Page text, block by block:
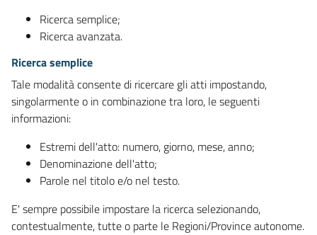
Ricerca semplice;
Ricerca avanzata.
Ricerca semplice
Tale modalità consente di ricercare gli atti impostando,
singolarmente o in combinazione tra loro, le seguenti
informazioni:
Estremi dell'atto: numero, giorno, mese, anno;
Denominazione dell'atto;
Parole nel titolo e/o nel testo.
E' sempre possibile impostare la ricerca selezionando,
contestualmente, tutte o parte le Regioni/Province autonome.